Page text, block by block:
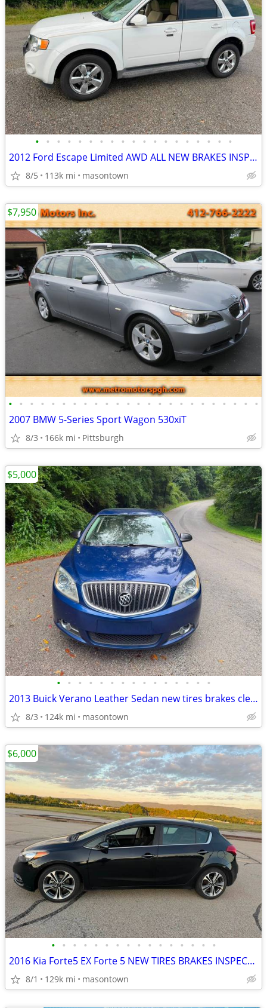
• • • • • • • • • • • • • • • • • • •
2012 Ford Escape Limited AWD ALL NEW BRAKES INSPECTION NICE!
8/5 113k mi masontown
• • • • • • • • • • • • • • • • • • • • • • • •
2007 BMW 5-Series Sport Wagon 530xiT
8/3 166k mi Pittsburgh
$7,950
• • • • • • • • • • • • • • •
2013 Buick Verano Leather Sedan new tires brakes clean!
8/3 124k mi masontown
$5,000
• • • • • • • • • • • • • • • •
2016 Kia Forte5 EX Forte 5 NEW TIRES BRAKES INSPECTION! CLEAN! 1 owner
8/1 129k mi masontown
$6,000